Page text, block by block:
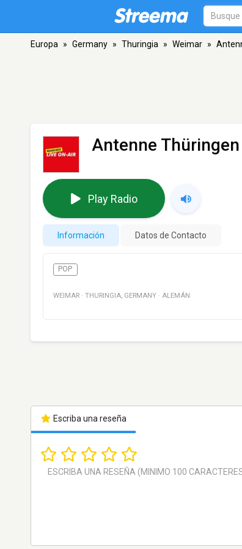
Europa » Germany » Thuringia » Weimar »
Antenne
Play Radio
Información Datos de Contacto
POP
WEIMAR · THURINGIA, GERMANY · ALEMÁN
Escriba una reseña